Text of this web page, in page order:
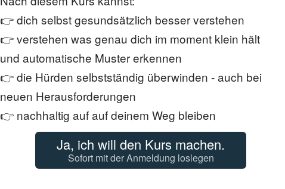
👉 dich selbst gesundsätzlich besser verstehen
👉 verstehen was genau dich im moment klein hält
und automatische Muster erkennen
👉 die Hürden selbstständig überwinden - auch bei
neuen Herausforderungen
👉 nachhaltig auf auf deinem Weg bleiben
Ja, ich will den Kurs machen.
Sofort mit der Anmeldung loslegen